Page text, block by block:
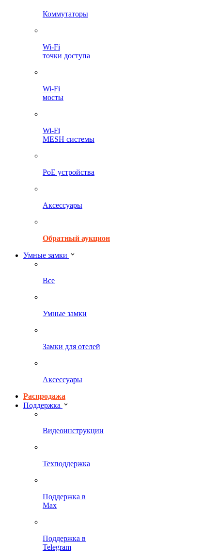
Коммутаторы
Wi-Fi
точки доступа
Wi-Fi
мосты
Wi-Fi
MESH системы
PoE устройства
Аксессуары
Обратный аукцион
Умные замки
Все
Умные замки
Замки для отелей
Аксессуары
Распродажа
Поддержка
Видеоинструкции
Техподдержка
Поддержка в
Max
Поддержка в
Telegram